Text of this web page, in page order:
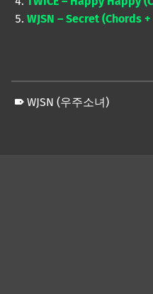
WJSN – Secret (Chords
WJSN (우주소녀)